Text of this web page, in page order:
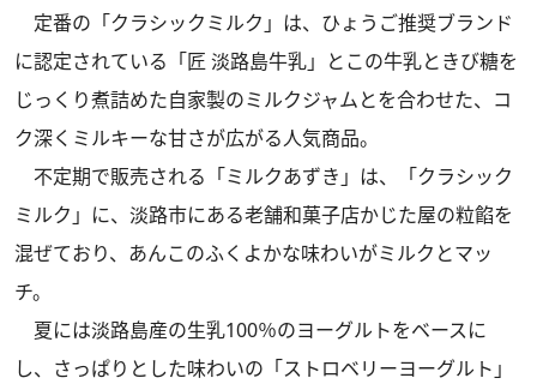
定番の「クラシックミルク」は、ひょうご推奨ブランド
に認定されている「匠 淡路島牛乳」とこの牛乳ときび糖を
じっくり煮詰めた自家製のミルクジャムとを合わせた、コ
ク深くミルキーな甘さが広がる人気商品。
不定期で販売される「ミルクあずき」は、「クラシック
ミルク」に、淡路市にある老舗和菓子店かじた屋の粒餡を
混ぜており、あんこのふくよかな味わいがミルクとマッ
チ。
夏には淡路島産の生乳100％のヨーグルトをベースに
し、さっぱりとした味わいの「ストロベリーヨーグルト」